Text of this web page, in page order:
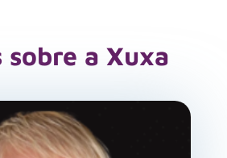
sobre a Xuxa